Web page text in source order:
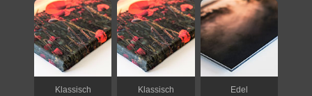
Klassisch Klassisch Edel